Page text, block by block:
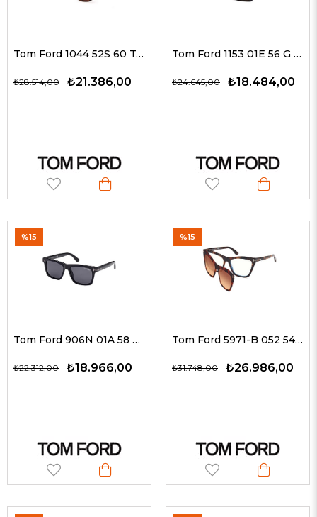
Tom Ford 1044 52S 60 Tom Ford Güneş Gözlüğü
₺21.386,00
₺28.514,00
Tom Ford 1153 01E 56 G Unisex Güneş Gözlükleri
₺18.484,00
₺24.645,00
Tom Ford 906N 01A 58 Güneş Gözlüğü
₺18.966,00
₺22.312,00
%15
Tom Ford 5971-B 052 54 Tom Ford Güneş Gözlüğü
₺26.986,00
₺31.748,00
%15